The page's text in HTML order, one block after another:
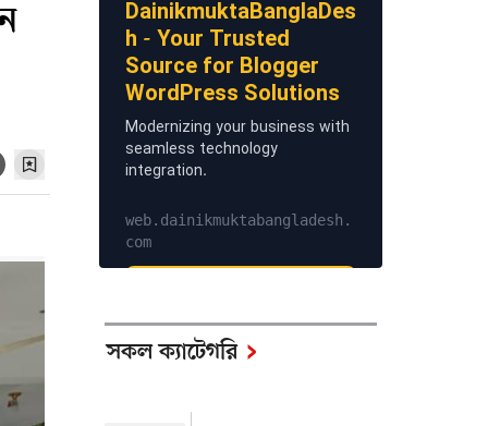
DainikmuktaBanglaDes
h - Your Trusted
Source for Blogger
WordPress Solutions
Modernizing your business with
seamless technology
integration.
web.dainikmuktabangladesh.
com
সকল ক্যাটেগরি